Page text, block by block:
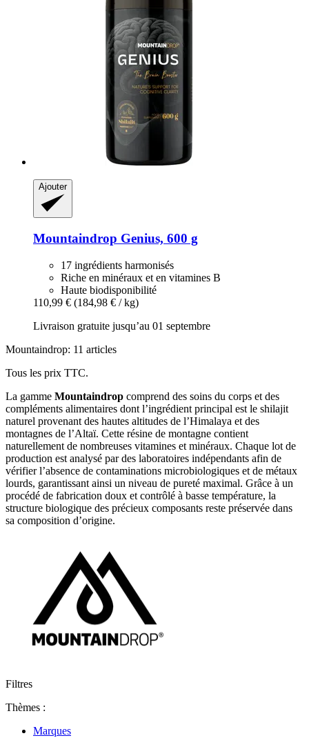
Ajouter
Mountaindrop Genius, 600 g
17 ingrédients harmonisés
Riche en minéraux et en vitamines B
Haute biodisponibilité
110,99 € (184,98 € / kg)
Livraison gratuite jusqu’au 01 septembre
Mountaindrop: 11 articles
Tous les prix TTC.
La gamme Mountaindrop comprend des soins du corps et des
compléments alimentaires dont l’ingrédient principal est le shilajit
naturel provenant des hautes altitudes de l’Himalaya et des
montagnes de l’Altaï. Cette résine de montagne contient
naturellement de nombreuses vitamines et minéraux. Chaque lot de
production est analysé par des laboratoires indépendants afin de
vérifier l’absence de contaminations microbiologiques et de métaux
lourds, garantissant ainsi un niveau de pureté maximal. Grâce à un
procédé de fabrication doux et contrôlé à basse température, la
structure biologique des précieux composants reste préservée dans
sa composition d’origine.
Filtres
Thèmes :
Marques